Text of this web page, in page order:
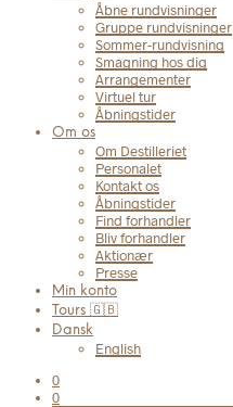
Åbne rundvisninger
Gruppe rundvisninger
Sommer-rundvisning
Smagning hos dig
Arrangementer
Virtuel tur
Åbningstider
Om os
Om Destilleriet
Personalet
Kontakt os
Åbningstider
Find forhandler
Bliv forhandler
Aktionær
Presse
Min konto
Tours 🇬🇧
Dansk
English
0
0